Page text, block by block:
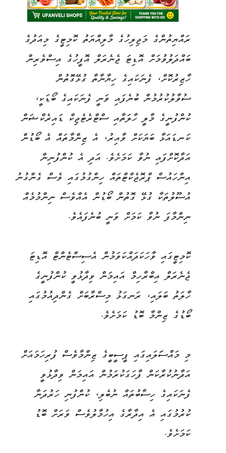
ރައްޔިތުންގެ މަޖިލިހުގެ މާލިއްޔަތު ކޮމިޓީގެ މިއަދުގެ
ބައްދަލުވުމަށް އޮޑިޓަ ޖެނެރަލް އޮފީހުގެ އިސްވެރިން
ހާޒިރުކޮށް، ފެނަކައިގެ ހިޔާނާތާ ގުޅޭގޮތުން
ސުވާލުކުރުމުން ބުނެފައި ވަނީ ފެނަކައިގެ ބޯޑަކީ،
ކުންފުނީގެ މާލީ ހާލަތާއި ސްޓްރެޓެޖިކް ޑައިރެކްޝަން
ކަނޑައަޅާ ބަޔަކަށް ވާއިރު، އެ ޒިންމާތައް އެ ބޯޑުން
އަދާކޮށްފައި ނުވާ ކަމަށެވެ. އަދި އެ ކުންފުނިން
އިންހައުސް ޕްރޮޖެކްޓްތައް ހިންގުމުގައި ވެސް ގެންގުނު
އުސޫލުތަކާ ގުޅޭ ގޮތުން ބޯޑުން އެއްވެސް ނިންމުމެއް
ނިންމާފަ ނުވާ ކަމަށް ވަނީ ބުނެފައެވެ.
ކޮމިޓީގައި ވާހަކަދައްކަވަމުން އެސިސްޓެންޓް އޮޑިޓަ
ޖެނެރަލް އިބްރާހިމް އައިމަން ވިދާޅުވީ ކުންފުނީގެ
ހާލަތު ބަލައި، ރަނގަޅު މިސްރާބަށް ގެންދިއުމުގައި
ބޯޑުގެ ޒިންމާ ބޮޑު ކަމަށެވެ.
މި މައްސަަލައިގައި ޕީސީބީގެ ޒިންމާވެސް ފުރިހަމައަށް
އަދާނުކުރާކަން ފާހަގަކުރަމުން އައިމަން ވިދާޅުވީ
ފެނަކައިގެ ހިސާބުތައް ނުބެލި، ކުންފުނި ހަރުދަނާ
ކުރުމުގައި އެ އިދާރާގެ އިހުމާލުވެސް ވަރަށް ބޮޑު
ކަމަށެވެ.